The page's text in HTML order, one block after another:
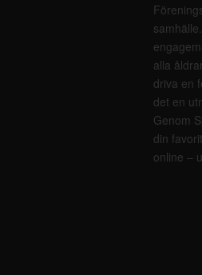
alla
driva en
det en
Genom
din
online –